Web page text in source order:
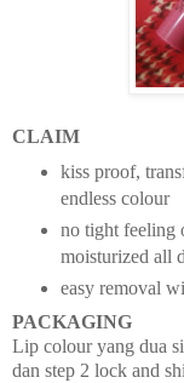
CLAIM
kiss proof,
endless colour
no tight feeling
moisturized all
easy removal
PACKAGING
Lip colour yang dua
dan step 2 lock and